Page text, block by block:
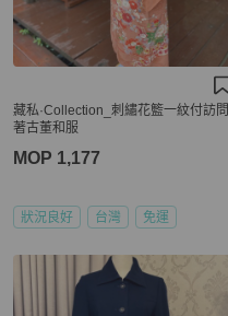
藏私·Collection_刺繡花籃一紋付訪問
著古董和服
MOP 1,177
狀況良好 台灣 免運